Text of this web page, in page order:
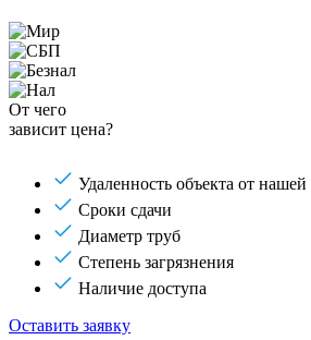
От чего
зависит цена?
Удаленность объекта от нашей
Сроки сдачи
Диаметр труб
Степень загрязнения
Наличие доступа
Оставить заявку